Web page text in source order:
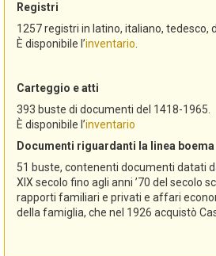
Registri
1257 registri in latino, italiano, tedesco,
È disponibile l’inventario
Carteggio e atti
393 buste di documenti del 1418-1965.
È disponibile l’inventario
Documenti riguardanti la linea boema
51 buste, contenenti documenti datati
XIX secolo fino agli anni ’70 del secolo
rapporti familiari e privati e affari
della famiglia, che nel 1926 acquistò